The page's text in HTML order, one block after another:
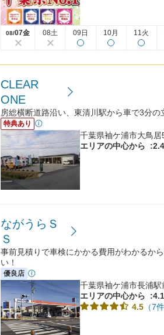
08/07金 08土 09日 10月 11火
CLEAR
ONE
房総横断道路沿い、東清川駅から車で3分の
特典あり
千葉県袖ケ浦市大鳥居
エリアの中心から
ながうらＳ
Ｓ
事前見積りで車検にかかる費用がわかるか
い！
優良店
千葉県袖ケ浦市長浦駅
エリアの中心から
4.5 （7件